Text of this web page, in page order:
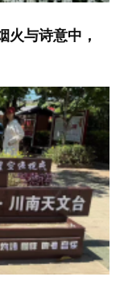
火与诗意中，